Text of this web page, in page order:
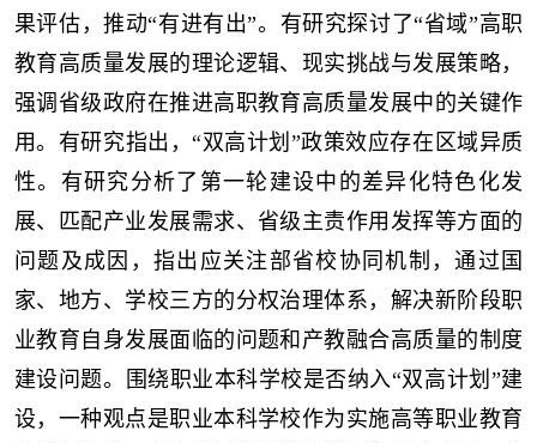
果评估，推动“有进有出”。有研究探讨了“省域”高职
教育高质量发展的理论逻辑、现实挑战与发展策略，
强调省级政府在推进高职教育高质量发展中的关键作
用。有研究指出，“双高计划”政策效应存在区域异质
性。有研究分析了第一轮建设中的差异化特色化发
展、匹配产业发展需求、省级主责作用发挥等方面的
问题及成因，指出应关注部省校协同机制，通过国
家、地方、学校三方的分权治理体系，解决新阶段职
业教育自身发展面临的问题和产教融合高质量的制度
建设问题。围绕职业本科学校是否纳入“双高计划”建
设，一种观点是职业本科学校作为实施高等职业教育